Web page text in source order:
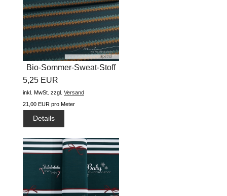
Bio-Sommer-Sweat-Stoff
"Zickzack...
5,25 EUR
inkl. MwSt. zzgl. Versand
21,00 EUR pro Meter
Details